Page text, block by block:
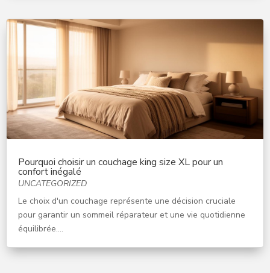
Pourquoi choisir un couchage king size XL pour un
confort inégalé
UNCATEGORIZED
Le choix d'un couchage représente une décision cruciale
pour garantir un sommeil réparateur et une vie quotidienne
équilibrée....